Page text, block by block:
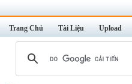
Trang Chủ Tài Liệu Upload